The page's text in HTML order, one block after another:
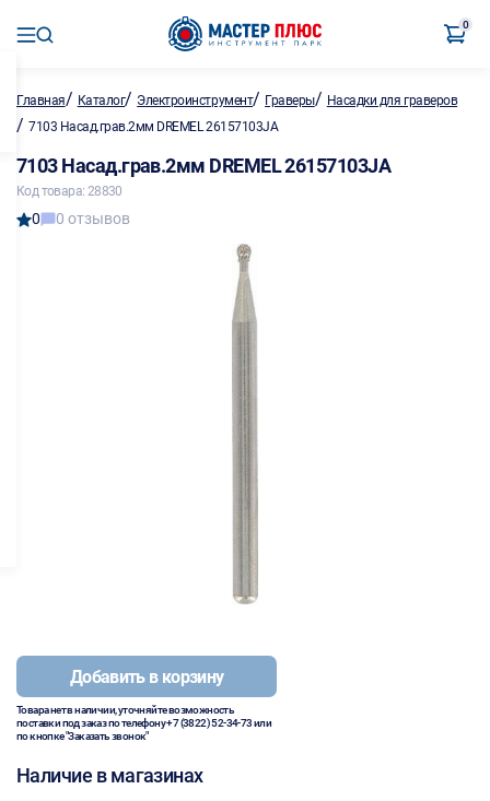
0
Главная/ Каталог/ Электроинструмент/ Граверы/ Насадки для граверов
/ 7103 Насад.грав.2мм DREMEL 26157103JA
7103 Насад.грав.2мм DREMEL 26157103JA
Код товара: 28830
0 0 отзывов
Добавить в корзину
Товара нет в наличии, уточняйте возможность
поставки под заказ по телефону+7 (3822) 52-34-73или
по кнопке "Заказать звонок"
Наличие в магазинах